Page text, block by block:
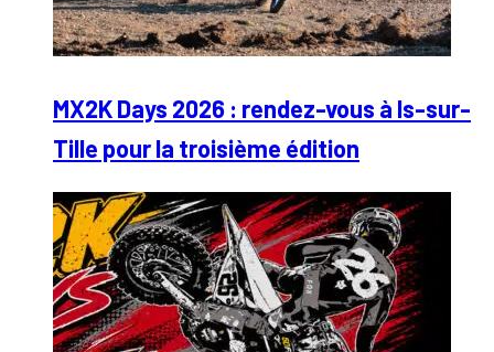
MX2K Days 2026 : rendez-vous à Is-sur-
Tille pour la troisième édition